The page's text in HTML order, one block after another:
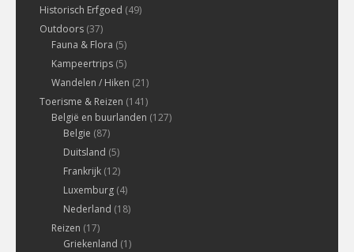
Historisch Erfgoed (49)
Outdoors (37)
Fauna & Flora (5)
Kampeertrips (5)
Wandelen / Hiken (21)
Toerisme & Reizen (141)
België en buurlanden (127)
Belgie (87)
Duitsland (5)
Frankrijk (12)
Luxemburg (4)
Nederland (18)
Reizen (17)
Griekenland (1)